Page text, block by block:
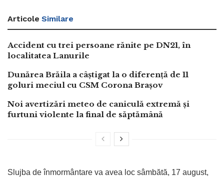
Articole Similare
Accident cu trei persoane rănite pe DN21, în
localitatea Lanurile
Dunărea Brăila a câștigat la o diferență de 11
goluri meciul cu CSM Corona Brașov
Noi avertizări meteo de caniculă extremă și
furtuni violente la final de săptămână
Slujba de înmormântare va avea loc sâmbătă, 17 august,